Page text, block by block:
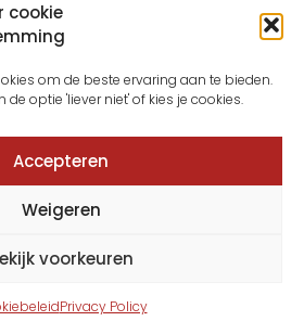
cookie
om de beste ervaring aan te bieden.
de optie 'liever niet' of kies je cookies.
Accepteren
Weigeren
voorkeuren
Privacy Policy